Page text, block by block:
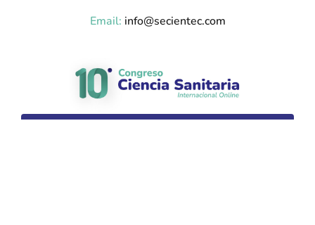
Email: info@secientec.com